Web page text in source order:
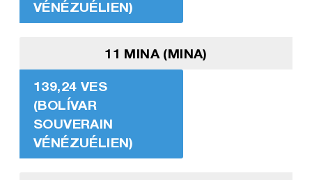
VÉNÉZUÉLIEN)
11 MINA (MINA)
139,24 VES
(BOLÍVAR
SOUVERAIN
VÉNÉZUÉLIEN)